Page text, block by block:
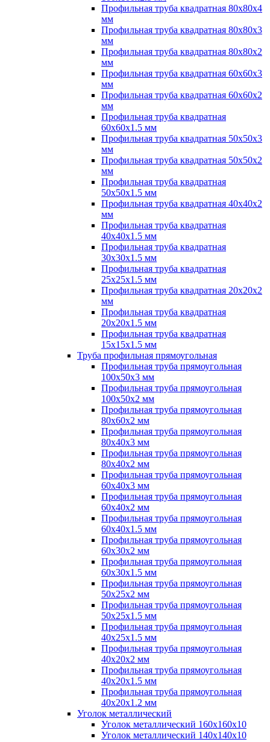
Профильная труба квадратная 80х80х4
мм
Профильная труба квадратная 80х80х3
мм
Профильная труба квадратная 80х80х2
мм
Профильная труба квадратная 60х60х3
мм
Профильная труба квадратная 60х60х2
мм
Профильная труба квадратная
60х60х1.5 мм
Профильная труба квадратная 50х50х3
мм
Профильная труба квадратная 50х50х2
мм
Профильная труба квадратная
50х50х1.5 мм
Профильная труба квадратная 40х40х2
мм
Профильная труба квадратная
40х40х1.5 мм
Профильная труба квадратная
30х30х1.5 мм
Профильная труба квадратная
25х25х1.5 мм
Профильная труба квадратная 20х20х2
мм
Профильная труба квадратная
20х20х1.5 мм
Профильная труба квадратная
15х15х1.5 мм
Труба профильная прямоугольная
Профильная труба прямоугольная
100х50х3 мм
Профильная труба прямоугольная
100х50х2 мм
Профильная труба прямоугольная
80х60х2 мм
Профильная труба прямоугольная
80х40х3 мм
Профильная труба прямоугольная
80х40х2 мм
Профильная труба прямоугольная
60х40х3 мм
Профильная труба прямоугольная
60х40х2 мм
Профильная труба прямоугольная
60х40х1.5 мм
Профильная труба прямоугольная
60х30х2 мм
Профильная труба прямоугольная
60х30х1.5 мм
Профильная труба прямоугольная
50х25х2 мм
Профильная труба прямоугольная
50х25х1.5 мм
Профильная труба прямоугольная
40х25х1.5 мм
Профильная труба прямоугольная
40х20х2 мм
Профильная труба прямоугольная
40х20х1.5 мм
Профильная труба прямоугольная
40х20х1.2 мм
Уголок металлический
Уголок металлический 160х160х10
Уголок металлический 140х140х10